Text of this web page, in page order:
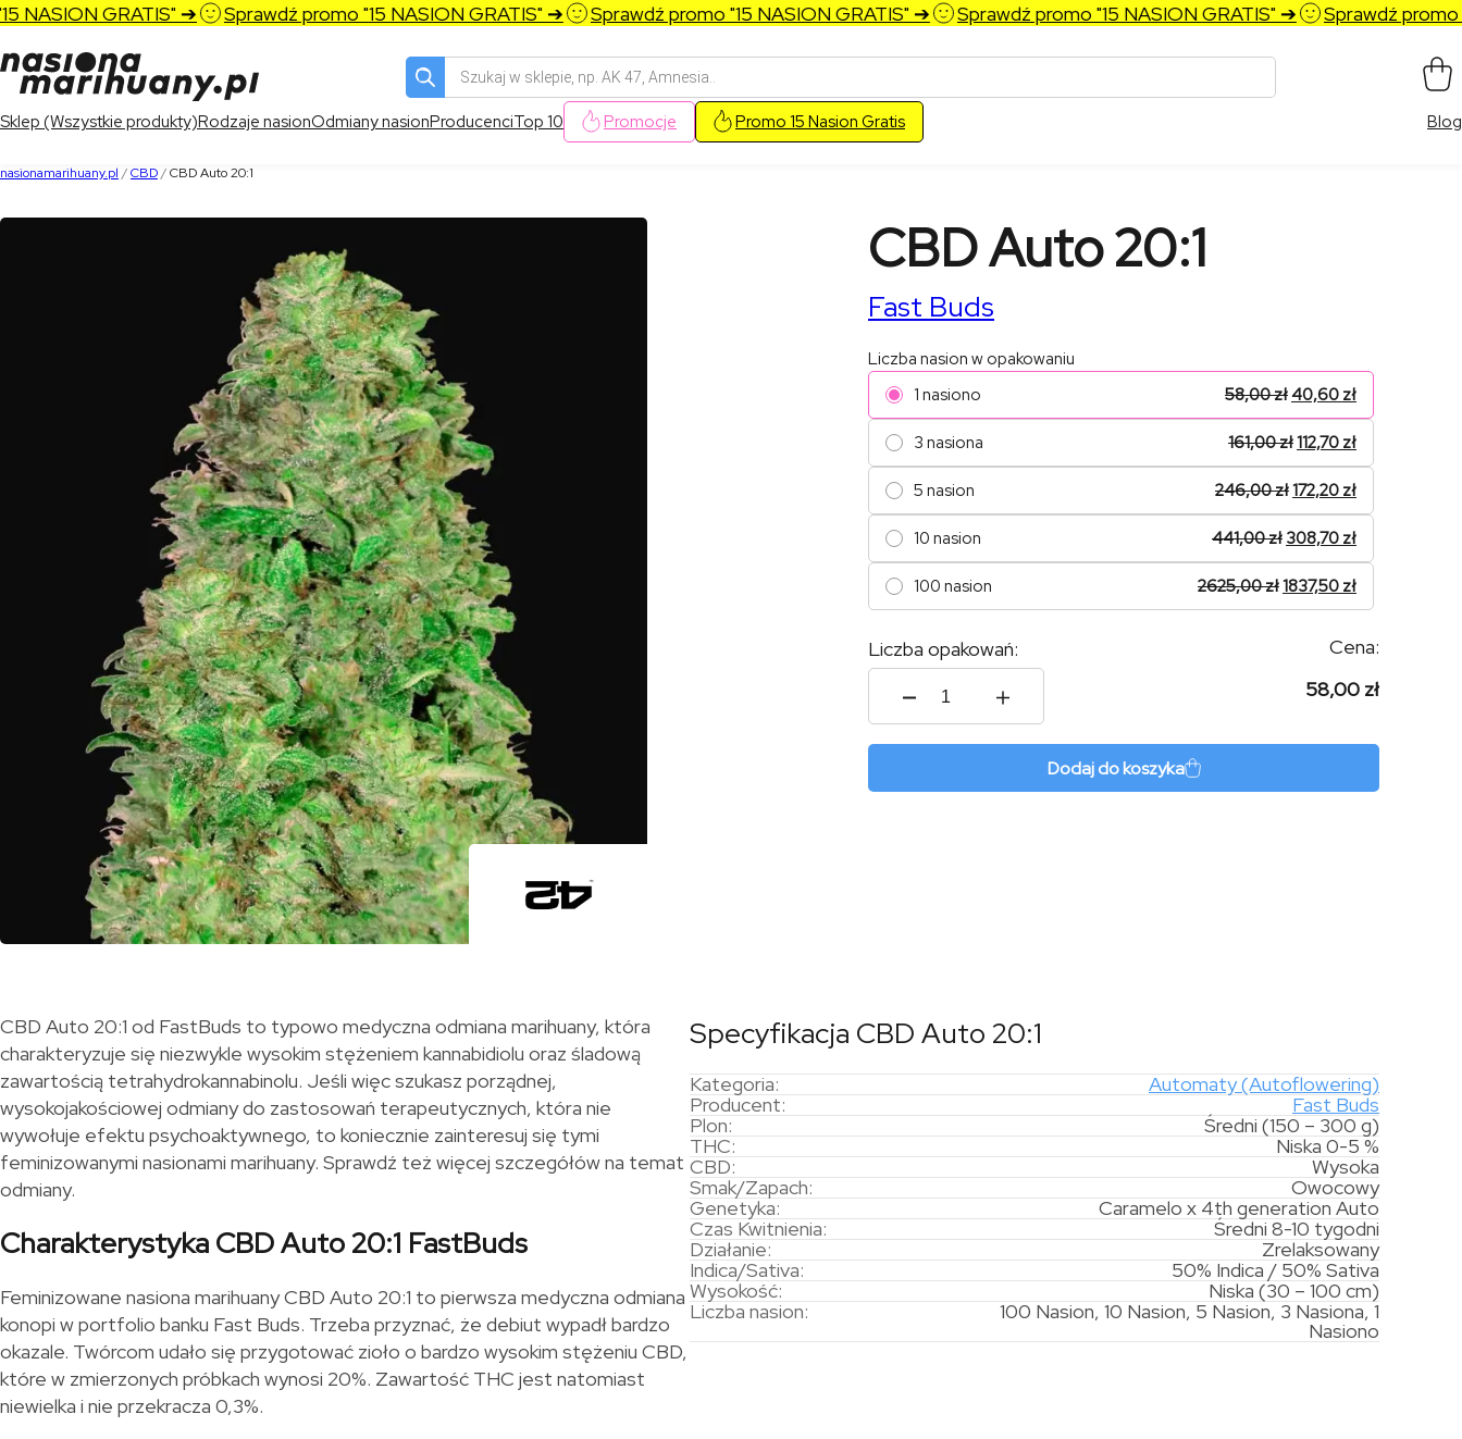
GRATIS" ➔ Sprawdź promo "15 NASION GRATIS" ➔ Sprawdź promo "15 NASION GRATIS" ➔ Sprawdź promo "15 NASION GRATIS" ➔ Sprawdź promo
Wyszukiwarka
produktów
Sklep (Wszystkie produkty)Rodzaje nasionOdmiany nasionProducenciTop 10 Promocje Promo 15 Nasion Gratis Blog
nasionamarihuany.pl /CBD/CBD Auto 20:1
CBD Auto 20:1
Fast Buds
Liczba nasion w opakowaniu
1 nasiono
58,00zł40,60 zł
3 nasiona 161,00zł112,70 zł
5 nasion 246,00zł172,20 zł
10 nasion 441,00zł 308,70 zł
100 nasion 2625,00zł1837,50 zł
Liczba opakowań:
ilość
CBD
Auto
Cena:
58,00 zł
Dodaj do koszyka
Specyfikacja CBD Auto 20:1
Kategoria:
Automaty (Autoflowering)
Producent:
Fast Buds
Plon:
Średni (150 – 300 g)
THC:
Niska 0-5 %
CBD:
Wysoka
Smak/Zapach:
Owocowy
Genetyka:
Caramelo x 4th generation Auto
Czas Kwitnienia:
Średni 8-10 tygodni
Działanie:
Zrelaksowany
Indica/Sativa:
50% Indica / 50% Sativa
Wysokość:
Niska (30 – 100 cm)
Liczba nasion:
100 Nasion, 10 Nasion, 5 Nasion, 3 Nasiona, 1
Nasiono
CBD Auto 20:1 od FastBuds to typowo medyczna odmiana marihuany, która
charakteryzuje się niezwykle wysokim stężeniem kannabidiolu oraz śladową
zawartością tetrahydrokannabinolu. Jeśli więc szukasz porządnej,
wysokojakościowej odmiany do zastosowań terapeutycznych, która nie
wywołuje efektu psychoaktywnego, to koniecznie zainteresuj się tymi
feminizowanymi nasionami marihuany. Sprawdź też więcej szczegółów na temat
odmiany.
Charakterystyka CBD Auto 20:1 FastBuds
Feminizowane nasiona marihuany CBD Auto 20:1 to pierwsza medyczna odmiana
konopi w portfolio banku Fast Buds. Trzeba przyznać, że debiut wypadł bardzo
okazale. Twórcom udało się przygotować zioło o bardzo wysokim stężeniu CBD,
które w zmierzonych próbkach wynosi 20%. Zawartość THC jest natomiast
niewielka i nie przekracza 0,3%.